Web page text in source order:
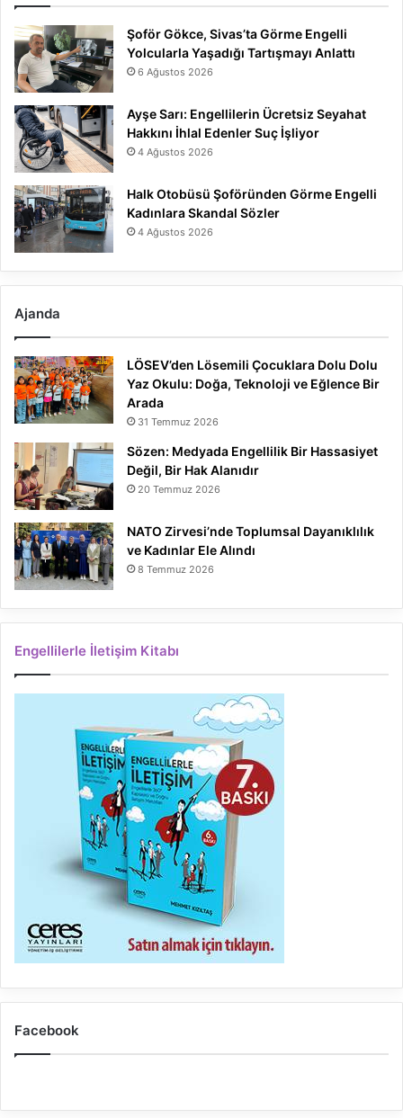
Şoför Gökce, Sivas’ta Görme Engelli
Yolcularla Yaşadığı Tartışmayı Anlattı
6 Ağustos 2026
Ayşe Sarı: Engellilerin Ücretsiz Seyahat
Hakkını İhlal Edenler Suç İşliyor
4 Ağustos 2026
Halk Otobüsü Şoföründen Görme Engelli
Kadınlara Skandal Sözler
4 Ağustos 2026
Ajanda
LÖSEV’den Lösemili Çocuklara Dolu Dolu
Yaz Okulu: Doğa, Teknoloji ve Eğlence Bir
Arada
31 Temmuz 2026
Sözen: Medyada Engellilik Bir Hassasiyet
Değil, Bir Hak Alanıdır
20 Temmuz 2026
NATO Zirvesi’nde Toplumsal Dayanıklılık
ve Kadınlar Ele Alındı
8 Temmuz 2026
Engellilerle İletişim Kitabı
Facebook